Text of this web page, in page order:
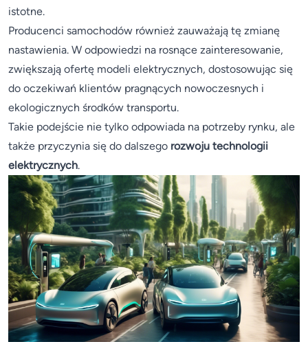
istotne.
Producenci samochodów również zauważają tę zmianę
nastawienia. W odpowiedzi na rosnące zainteresowanie,
zwiększają ofertę modeli elektrycznych, dostosowując się
do oczekiwań klientów pragnących nowoczesnych i
ekologicznych środków transportu.
Takie podejście nie tylko odpowiada na potrzeby rynku, ale
także przyczynia się do dalszego rozwoju technologii
elektrycznych.